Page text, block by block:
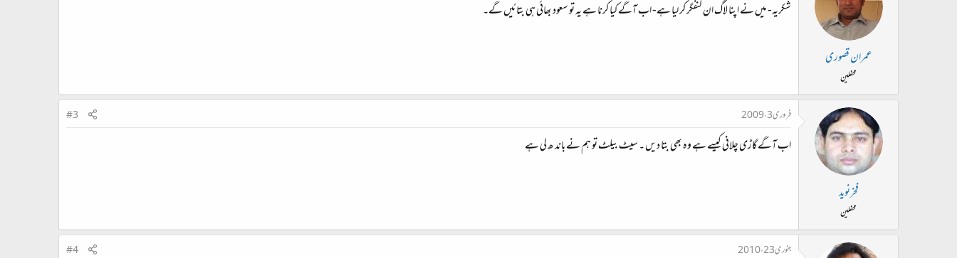
عمران قصوری
محفلین
شکریہ- میں نے اپنا لاگ ان کنفگر کر لیا ہے- اب آگے کیا کرنا ہے یہ تو سعود بھائی ہی بتائیں گے۔
فخرنوید
محفلین
فروری 3، 2009 #3
اب آگے گاڑی چلانی کیسے ہے وہ بھی بتا دیں ۔ سیٹ بیلٹ تو ہم نے باند ھ لی ہے
جنوری 23، 2010 #4